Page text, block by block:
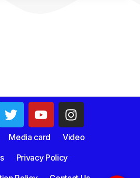
Media card
Video
Privacy Policy